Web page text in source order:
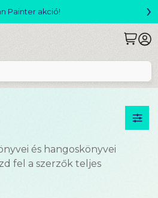
L. J. Shen: Legvadabb álmaimban ›
és hangoskönyvei
fel a szerzők teljes